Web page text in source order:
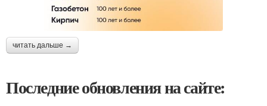
читать дальше →
Последние обновления на сайте: